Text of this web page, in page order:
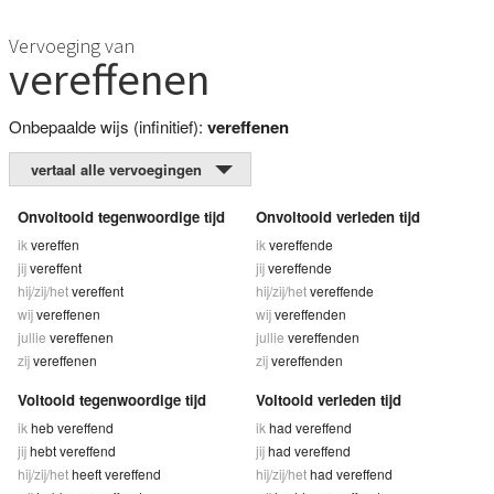
Vervoeging van
vereffenen
Onbepaalde wijs (infinitief): vereffenen
vertaal alle vervoegingen
Onvoltooid tegenwoordige tijd
ik vereffen
jijvereffent
hij/zij/hetvereffent
wijvereffenen
jullie vereffenen
zijvereffenen
Onvoltooid verleden tijd
ik vereffende
jijvereffende
hij/zij/hetvereffende
wijvereffenden
jullie vereffenden
zijvereffenden
Voltooid tegenwoordige tijd
ik heb vereffend
jijhebt vereffend
hij/zij/hetheeft vereffend
Voltooid verleden tijd
ik had vereffend
jijhad vereffend
hij/zij/hethad vereffend